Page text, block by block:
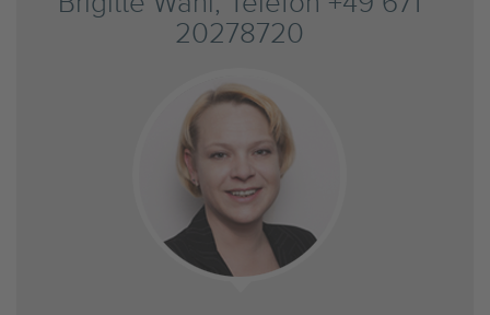
20278720